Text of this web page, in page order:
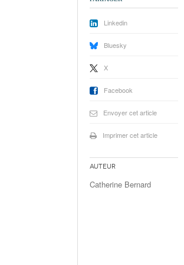
Linkedin
Bluesky
X
Facebook
Envoyer cet article
Imprimer cet article
Auteur
Catherine Bernard